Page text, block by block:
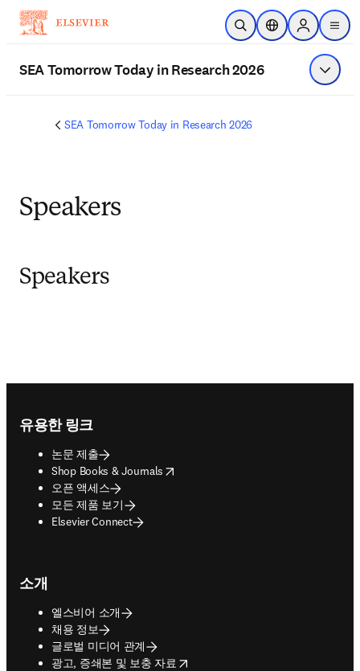
주요 콘텐츠로 건너뛰기
검색 열기위치 선택기Sign in to
menu
SEA Tomorrow Today in Research 2026 메뉴
SEA Tomorrow Today in Research 2026
Speakers
Speakers
유용한 링크
논문 제출
Shop Books & Journals
opens in new tab/window
오픈 액세스
모든 제품 보기
Elsevier Connect
소개
엘스비어 소개
채용 정보
글로벌 미디어 관계
광고, 증쇄본 및 보충 자료
opens in new tab/window